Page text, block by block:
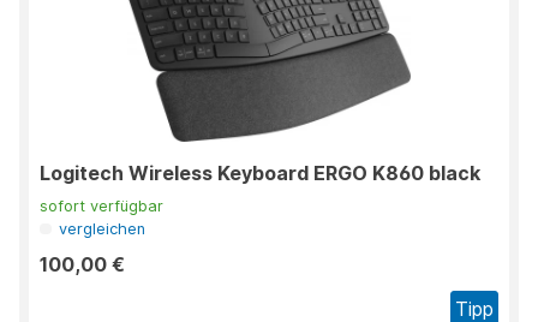
Logitech Wireless Keyboard ERGO K860 black
sofort verfügbar
vergleichen
100,00 €
Tipp